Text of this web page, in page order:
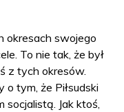
okresach swojego
To nie tak, że był
z tych okresów.
o tym, że Piłsudski
Jak ktoś,